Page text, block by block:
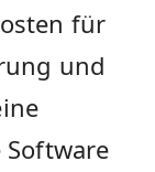
für
und